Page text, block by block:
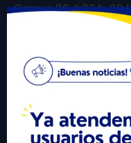
Carrera 20 # 23A -20
Correo electrónico
+57 310 6246977